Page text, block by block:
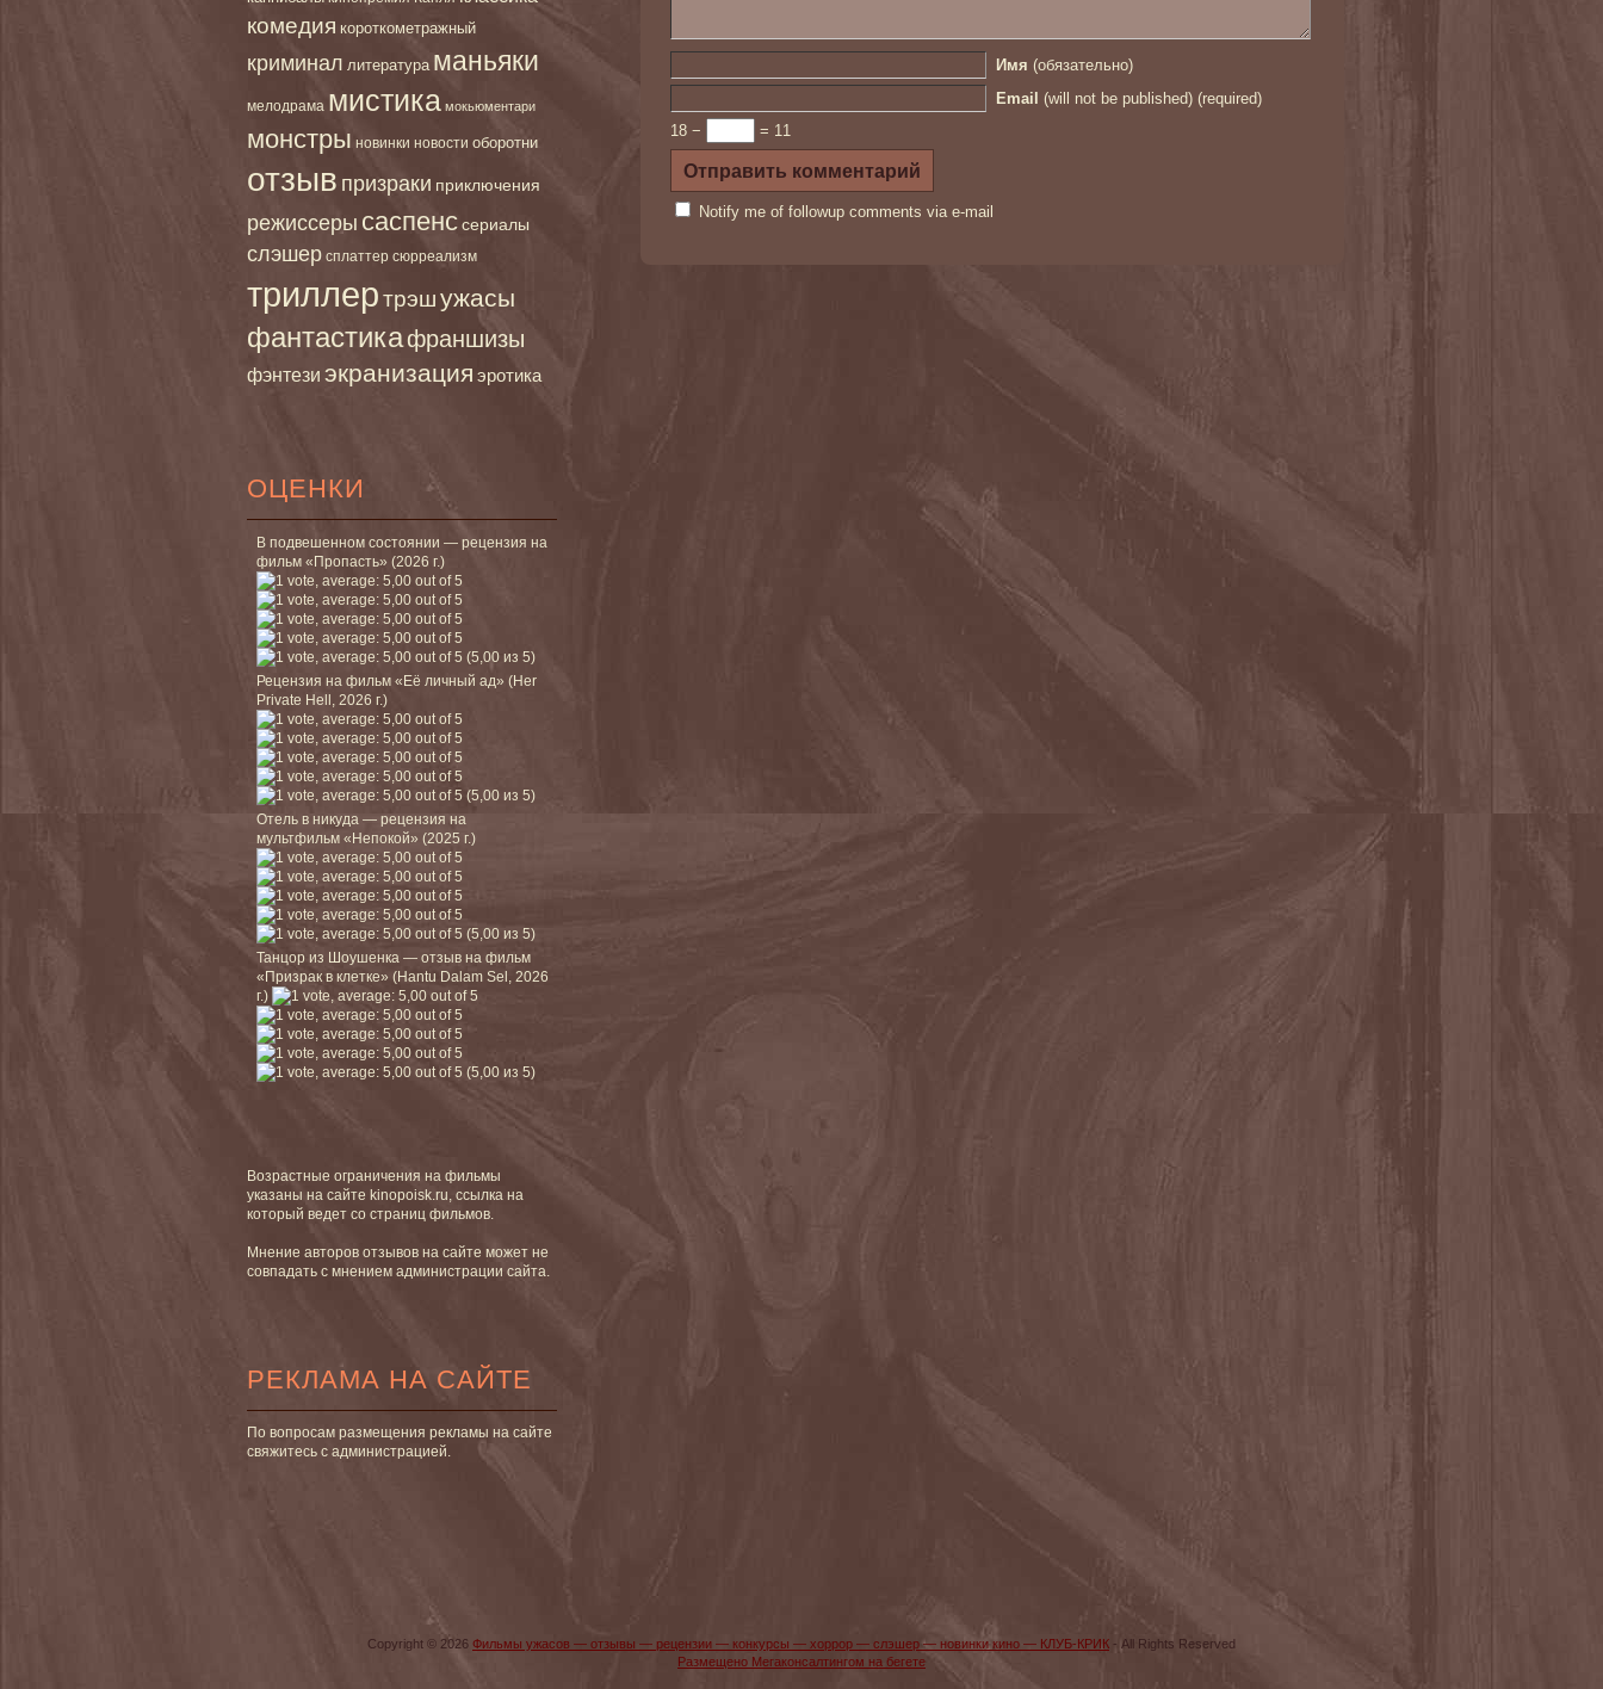
комедия короткометражный
криминал литература маньяки
мелодрама мистика мокьюментари
монстры новинки новости оборотни
отзыв призраки приключения
режиссеры саспенссериалы
слэшер сплаттер сюрреализм
триллертрэшужасы
фантастикафраншизы
фэнтези экранизация эротика
ОЦЕНКИ
В подвешенном состоянии — рецензия на
фильм «Пропасть» (2026 г.)
(5,00 из 5)
Рецензия на фильм «Её личный ад» (Her
Private Hell, 2026 г.)
(5,00 из 5)
Отель в никуда — рецензия на
мультфильм «Непокой» (2025 г.)
(5,00 из 5)
Танцор из Шоушенка — отзыв на фильм
«Призрак в клетке» (Hantu Dalam Sel, 2026
г.)
(5,00 из 5)
Возрастные ограничения на фильмы
указаны на сайте kinopoisk.ru, ссылка на
который ведет со страниц фильмов.
Мнение авторов отзывов на сайте может не
совпадать с мнением администрации сайта.
РЕКЛАМА НА САЙТЕ
По вопросам размещения рекламы на сайте
свяжитесь с администрацией.
Имя (обязательно)
Email (will not be published) (required)
18 −
= 11
Notify me of followup comments via e-mail
Copyright © 2026 Фильмы ужасов — отзывы — рецензии — конкурсы — хоррор — слэшер — новинки кино — КЛУБ-КРИК - All Rights Reserved
Размещено Мегаконсалтингом на бегете